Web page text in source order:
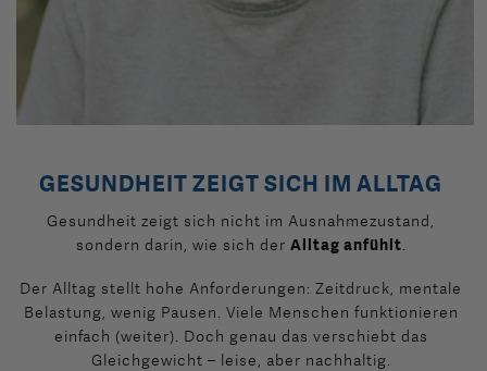
GESUNDHEIT ZEIGT SICH IM ALLTAG
Gesundheit zeigt sich nicht im Ausnahmezustand,
sondern darin, wie sich der Alltag anfühlt
Der Alltag stellt hohe Anforderungen: Zeitdruck, mentale
Belastung, wenig Pausen. Viele Menschen funktionieren
einfach (weiter). Doch genau das verschiebt das
Gleichgewicht – leise, aber nachhaltig.